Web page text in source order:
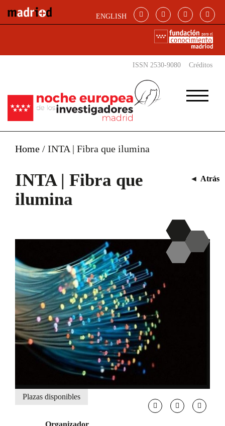
ENGLISH
ISSN 2530-9080 Créditos
Home / INTA | Fibra que ilumina
INTA | Fibra que
ilumina
◄ Atrás
Plazas disponibles
Organizador